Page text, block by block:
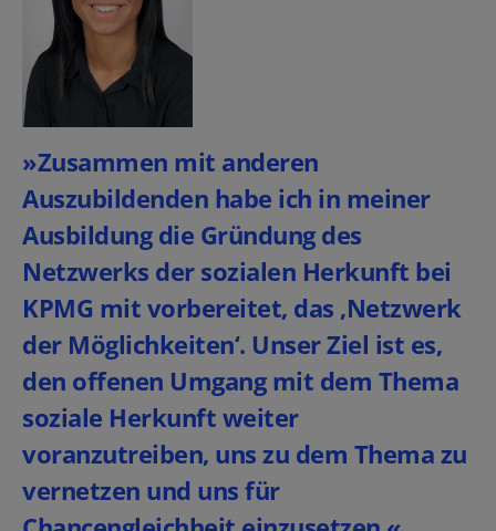
»Zusammen mit anderen
Auszubildenden habe ich in meiner
Ausbildung die Gründung des
Netzwerks der sozialen Herkunft bei
KPMG mit vorbereitet, das ,Netzwerk
der Möglichkeiten‘. Unser Ziel ist es,
den offenen Umgang mit dem Thema
soziale Herkunft weiter
voranzutreiben, uns zu dem Thema zu
vernetzen und uns für